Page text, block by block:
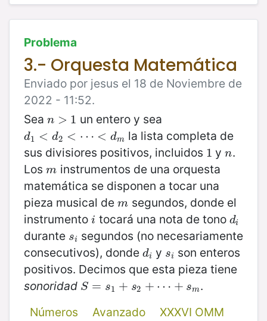
Problema
3.- Orquesta Matemática
Enviado por jesus el 18 de Noviembre de
2022 - 11:52.
Sea n > 1
n>1 un entero y sea
d1 < d2 < ⋯ < dm
d1 <d 2< ⋯ < dm
la lista completa de
sus divisiores positivos, incluidos 1
1 yn
n.
Los m
m instrumentos de una orquesta
matemática se disponen a tocar una
pieza musical de m
m segundos, donde el
instrumento i
i tocará una nota de tono di
di
durante si
si segundos (no necesariamente
consecutivos), donde di
di y si
si son enteros
positivos. Decimos que esta pieza tiene
sonoridad S = s1 + s2 + ⋯ + sm
S=s 1+ s2 +⋯+ s m
.
Números
Avanzado
XXXVI OMM